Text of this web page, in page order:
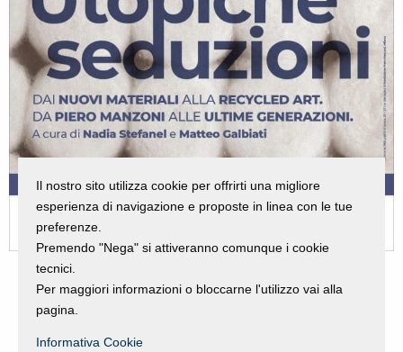
Il nostro sito utilizza cookie per offrirti una migliore
esperienza di navigazione e proposte in linea con le tue
preferenze.
Premendo "Nega" si attiveranno comunque i cookie
tecnici.
Per maggiori informazioni o bloccarne l'utilizzo vai alla
pagina.
Informativa Cookie